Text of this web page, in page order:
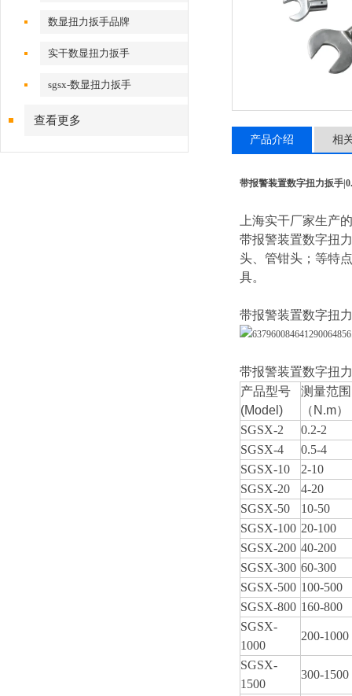
数显扭力扳手品牌
实干数显扭力扳手
sgsx-数显扭力扳手
查看更多
产品介绍 相
带报警装置数字扭力扳手
上海实干厂家生产的
带报警装置数字扭
头、管钳头；等特
具。
带报警装置数字扭
带报警装置数字扭
产品型号
(Model)
测量范围
（N.m）
SGSX-2
0.2-2
SGSX-4
0.5-4
SGSX-10
2-10
SGSX-20
4-20
SGSX-50
10-50
SGSX-100 20-100
SGSX-200 40-200
SGSX-300 60-300
SGSX-500 100-500
SGSX-800 160-800
SGSX-
1000
200-1000
SGSX-
1500
300-1500